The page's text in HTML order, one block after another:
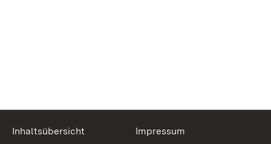
Inhaltsübersicht
Impressum